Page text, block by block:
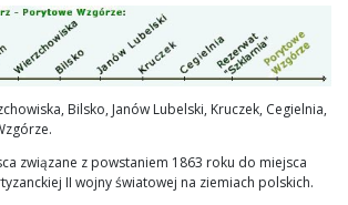
Bilsko, Janów Lubelski, Kruczek, Cegielnia,
związane z powstaniem 1863 roku do miejsca
II wojny światowej na ziemiach polskich.